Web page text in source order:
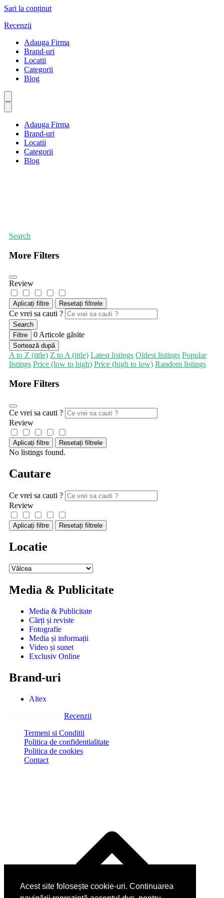
Acest site folosește cookie-uri. Continuarea
Sari la conținut
Recenzii
Adauga Firma
Brand-uri
Locatii
Categorii
Blog
Adauga Firma
Brand-uri
Locatii
Categorii
Blog
Search
More Filters
Review
Aplicați filtre Resetați filtrele
Ce vrei sa cauti ?
Search
Filtre
0 Articole găsite
Sortează după
A to Z (title) Z to A (title) Latest listings Oldest listings Popular
listings Price (low to high) Price (high to low) Random listings
More Filters
Ce vrei sa cauti ?
Review
Aplicați filtre Resetați filtrele
No listings found.
Cautare
Ce vrei sa cauti ?
Review
Aplicați filtre Resetați filtrele
Locatie
Media & Publicitate
Media & Publicitate
Cărți și reviste
Fotografie
Media și informații
Video și sunet
Exclusiv Online
Brand-uri
Altex
Recenzii
Termeni si Conditii
Politica de confidentialitate
Politica de cookies
Contact